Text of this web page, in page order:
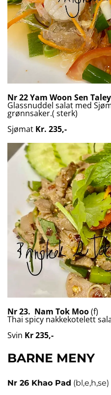
Nr 22Yam Woon Sen Taley
Glassnuddel salat med
grønnsaker.( sterk)
Sjømat Kr. 235,-
Nr 23. Nam Tok Moo(f)
Thai spicy nakkekotelett
Svin Kr 235,-
BARNE MENY
Nr 26 Khao Pad (bl,e,h,se)